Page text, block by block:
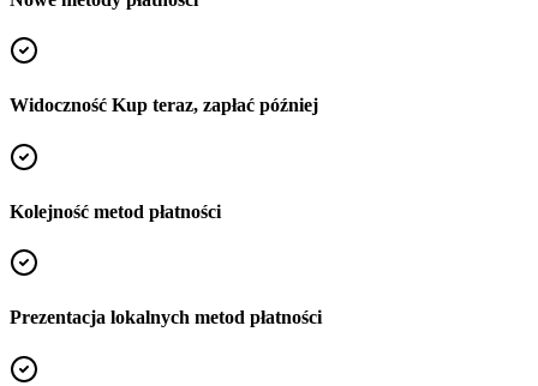
Widoczność Kup teraz, zapłać później
Kolejność metod płatności
Prezentacja lokalnych metod płatności